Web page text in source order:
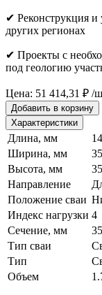
✔ Реконструкция и
других регионах
✔ Проекты с
под геологию
Цена: 51 414,31 ₽ /
Добавить в корзину
Характеристики
Длина, мм
Ширина, мм
Высота, мм
Направление
Положение сваи
Индекс нагрузки 4
Сечение, мм
Тип сваи
Тип
Объем